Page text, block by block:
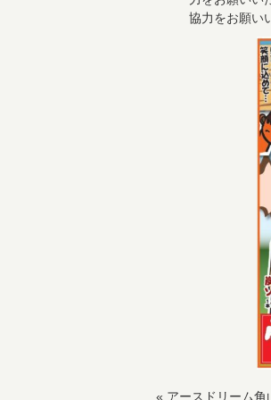
協力をお願い
« アースドリーム